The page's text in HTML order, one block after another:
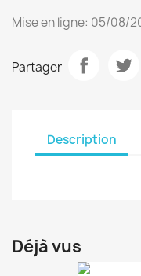
Mise en ligne: 05/08/
Partager
Description
Déjà vus